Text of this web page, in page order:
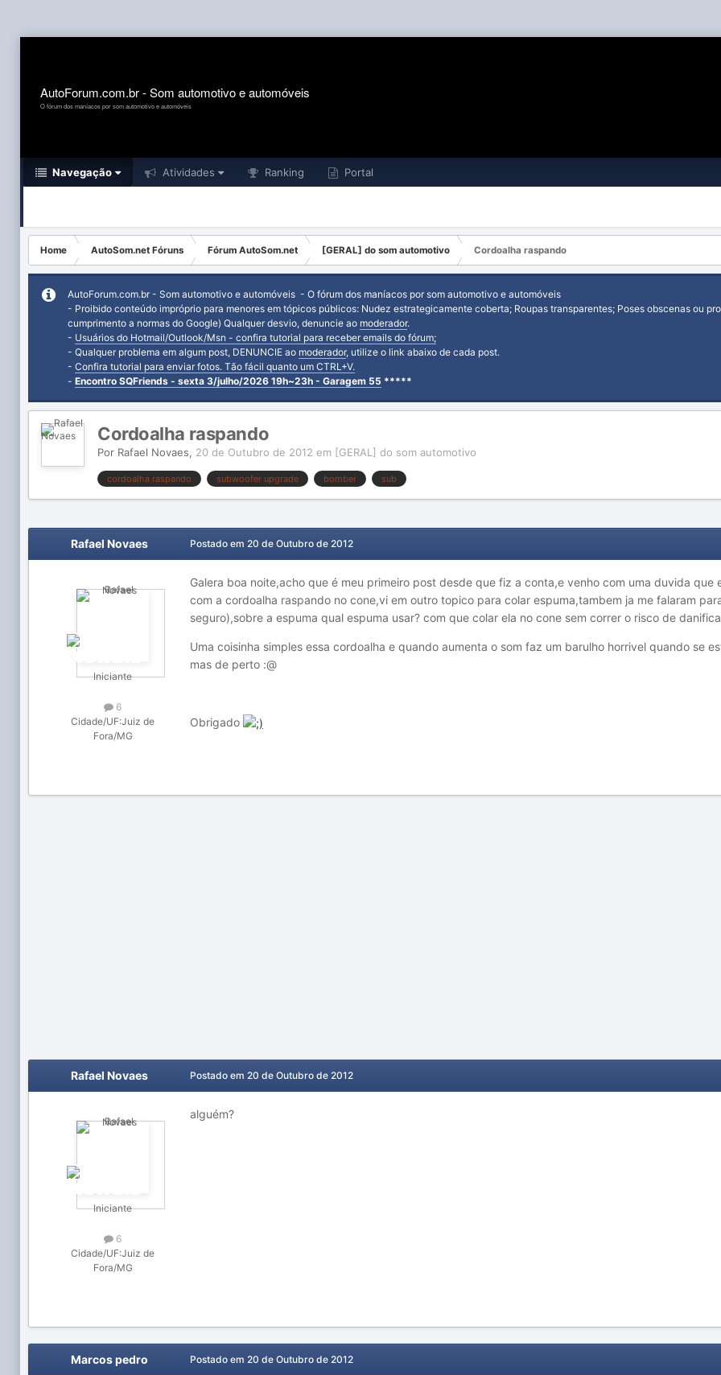
AutoForum.com.br - Som automotivo e automóveis
O fórum dos maníacos por som automotivo e automóveis
Navegação Atividades Ranking Portal
Home AutoSom.net Fóruns Fórum AutoSom.net [GERAL] do som automotivo Cordoalha raspando
AutoForum.com.br - Som automotivo e automóveis - O fórum dos maníacos por som automotivo e automóveis
- Proibido conteúdo impróprio para menores em tópicos públicos: Nudez estrategicamente coberta; Roupas transparentes; Poses obscenas ou
cumprimento a normas do Google) Qualquer desvio, denuncie ao moderador.
- Usuários do Hotmail/Outlook/Msn - confira tutorial para receber emails do fórum;
- Qualquer problema em algum post, DENUNCIE ao moderador, utilize o link abaixo de cada post.
- Confira tutorial para enviar fotos. Tão fácil quanto um CTRL+V.
- Encontro SQFriends - sexta 3/julho/2026 19h~23h - Garagem 55 *****
Cordoalha raspando
Por Rafael Novaes, 20 de Outubro de 2012 em [GERAL] do som automotivo
cordoalha raspando subwoofer upgrade bomber sub
Rafael Novaes
Iniciante
6
Cidade/UF:Juiz de
Fora/MG
Postado em 20 de Outubro de 2012
Galera boa noite,acho que é meu primeiro post desde que fiz a conta,e venho com uma duvida
com a cordoalha raspando no cone,vi em outro topico para colar espuma,tambem ja me falaram
seguro),sobre a espuma qual espuma usar? com que colar ela no cone sem correr o risco de
Uma coisinha simples essa cordoalha e quando aumenta o som faz um barulho horrivel quando se
mas de perto :@
Obrigado
Rafael Novaes
Iniciante
6
Cidade/UF:Juiz de
Fora/MG
Postado em 20 de Outubro de 2012
alguém?
Marcos pedro Postado em 20 de Outubro de 2012